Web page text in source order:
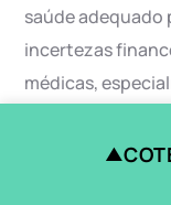
saúde adequado
incertezas
médicas,
▲